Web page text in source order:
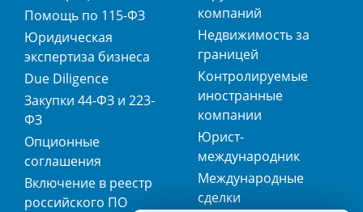
Помощь по 115-ФЗ
Юридическая
экспертиза бизнеса
Due Diligence
Закупки 44-ФЗ и 223-
ФЗ
Опционные
соглашения
Включение в реестр
российского ПО
компаний
Недвижимость за
границей
Контролируемые
иностранные
компании
Юрист-
международник
Международные
сделки